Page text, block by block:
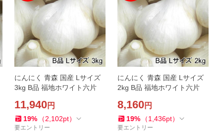
にんにく 青森 国産 Lサイズ
3kg B品 福地ホワイト六片
11,940円
19% （2,102pt）
要エントリー
にんにく 青森 国産 Lサイズ
2kg B品 福地ホワイト六片
8,160円
19% （1,436pt）
要エントリー